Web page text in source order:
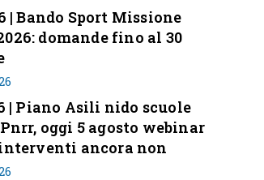
| Bando Sport Missione
domande fino al 30
| Piano Asili nido scuole
oggi 5 agosto webinar
ancora non